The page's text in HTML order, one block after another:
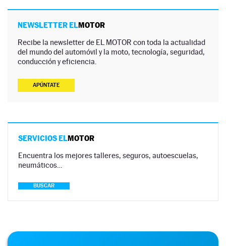
NEWSLETTER ELMOTOR
Recibe la newsletter de EL MOTOR con toda la actualidad
del mundo del automóvil y la moto, tecnología, seguridad,
conducción y eficiencia.
APÚNTATE
SERVICIOS ELMOTOR
Encuentra los mejores talleres, seguros, autoescuelas,
neumáticos…
BUSCAR